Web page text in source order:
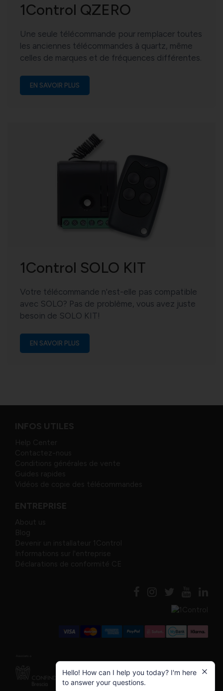
1Control QZERO
Une seule télécommande pour remplacer toutes
les anciennes télécommandes à quartz, même
celles de marques et de fréquences différentes.
EN SAVOIR PLUS
1Control SOLO KIT
Votre télécommande n'est-elle pas compatible
avec SOLO? Pas de problème, vous avez juste
besoin de SOLO KIT!
EN SAVOIR PLUS
Hello! How can I help you today? I'm here
to answer your questions.